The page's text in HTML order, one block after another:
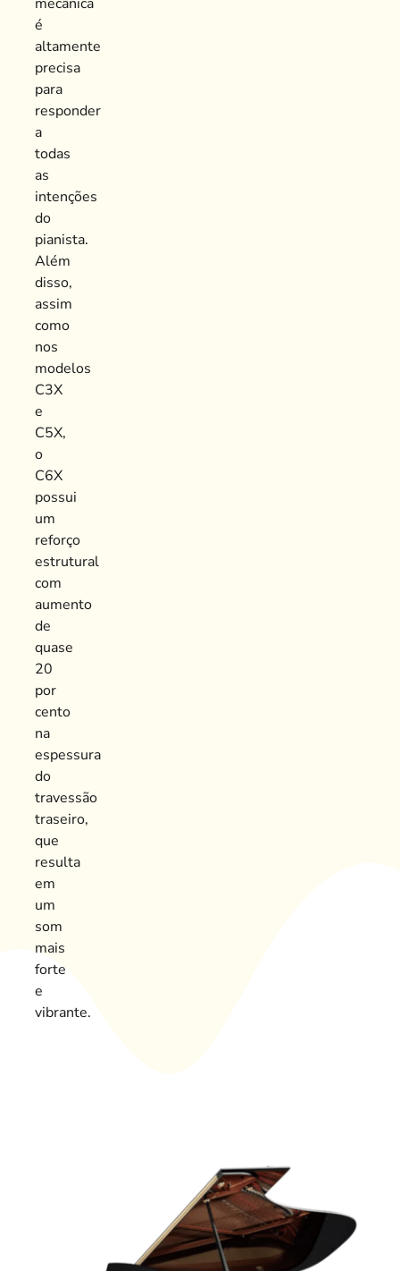
é
altamente
precisa
para
responder
a
todas
as
intenções
do
pianista.
Além
disso,
assim
como
nos
modelos
C3X
e
C5X,
o
C6X
possui
um
reforço
estrutural
com
aumento
de
quase
20
por
cento
na
espessura
do
travessão
traseiro,
que
resulta
em
um
som
mais
forte
e
vibrante.